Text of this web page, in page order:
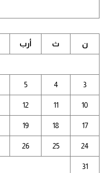
ن ث أرب
3
4
5
10
11
12
17
18
19
24
25
26
31